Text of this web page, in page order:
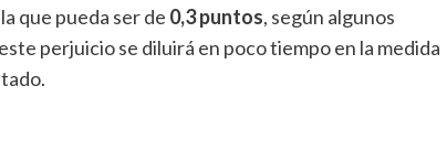
que pueda ser de 0,3 puntos, según algunos
perjuicio se diluirá en poco tiempo en la medida